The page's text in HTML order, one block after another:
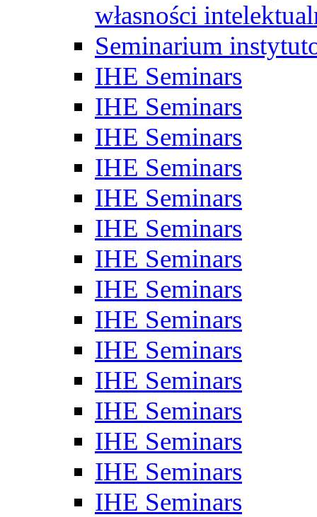
własności
Seminarium
IHE Seminars
IHE Seminars
IHE Seminars
IHE Seminars
IHE Seminars
IHE Seminars
IHE Seminars
IHE Seminars
IHE Seminars
IHE Seminars
IHE Seminars
IHE Seminars
IHE Seminars
IHE Seminars
IHE Seminars